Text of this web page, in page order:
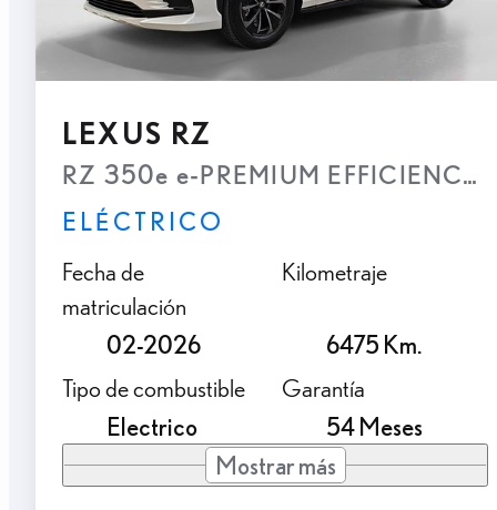
LEXUS RZ
RZ 350e e-PREMIUM EFFICIENCY
ELÉCTRICO
Fecha de
matriculación
02-2026
Kilometraje
6475 Km.
Tipo de combustible
Electrico
Garantía
54 Meses
Mostrar más